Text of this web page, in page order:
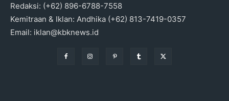
Redaksi: (+62) 896-6788-7558
Kemitraan & Iklan: Andhika (+62) 813-7419-0357
Email: iklan@kbknews.id